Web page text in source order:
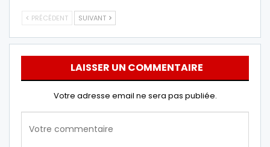
PRÉCÉDENT SUIVANT
LAISSER UN COMMENTAIRE
Votre adresse email ne sera pas publiée.